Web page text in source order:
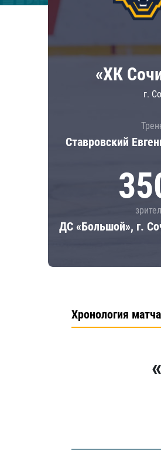
«ХК
г.
Ставровский
ДС «Большой», г.
Хронология матча